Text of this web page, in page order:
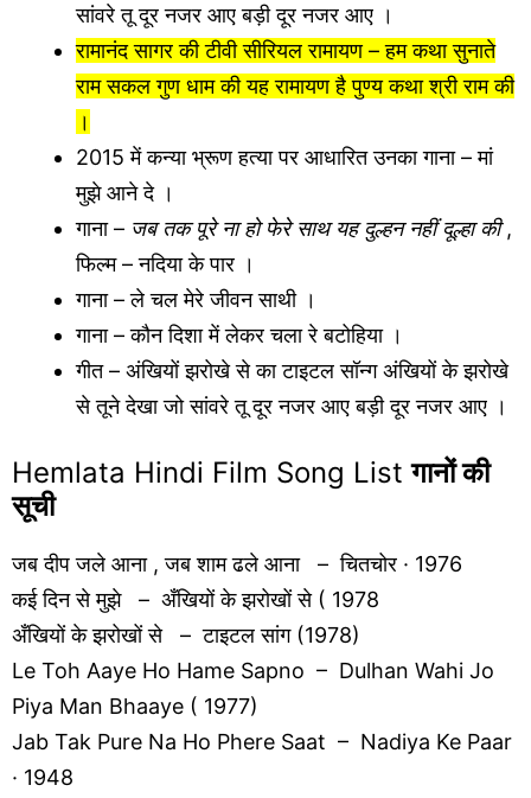
सांवरे तू दूर नजर आए बड़ी दूर नजर आए ।
रामानंद सागर की टीवी सीरियल रामायण – हम कथा सुनाते
राम सकल गुण धाम की यह रामायण है पुण्य कथा श्री राम की
।
2015 में कन्या भ्रूण हत्या पर आधारित उनका गाना – मां
मुझे आने दे ।
गाना – जब तक पूरे ना हो फेरे साथ यह दुल्हन नहीं दूल्हा की,
फिल्म – नदिया के पार ।
गाना – ले चल मेरे जीवन साथी ।
गाना – कौन दिशा में लेकर चला रे बटोहिया ।
गीत – अंखियों झरोखे से का टाइटल सॉन्ग अंखियों के झरोखे
से तूने देखा जो सांवरे तू दूर नजर आए बड़ी दूर नजर आए ।
Hemlata Hindi Film Song Listगानों की
सूची
जब दीप जले आना , जब शाम ढले आना – चितचोर · 1976
कई दिन से मुझे – अँखियों के झरोखों से ( 1978
अँखियों के झरोखों से – टाइटल सांग (1978)
Le Toh Aaye Ho Hame Sapno – Dulhan Wahi Jo
Piya Man Bhaaye ( 1977)
Jab Tak Pure Na Ho Phere Saat – Nadiya Ke Paar
· 1948